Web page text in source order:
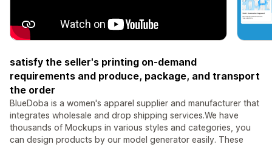
satisfy the seller's printing on-demand
requirements and produce, package, and transport
the order
BlueDoba is a women's apparel supplier and manufacturer that
integrates wholesale and drop shipping services.We have
thousands of Mockups in various styles and categories, you
can design products by our model generator easily. These